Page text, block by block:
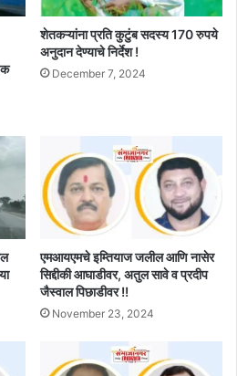
शेतकऱ्यांना प्रति कुटुंब सदस्य 170 रुपये
अनुदान देण्याचे निर्देश !
December 7, 2024
एमआयएमचे इम्तियाज जलील आणि नासेर
सिद्दीकी आघाडीवर, अतुल सावे व प्रदीप
जैस्वाल पिछाडीवर !!
November 23, 2024